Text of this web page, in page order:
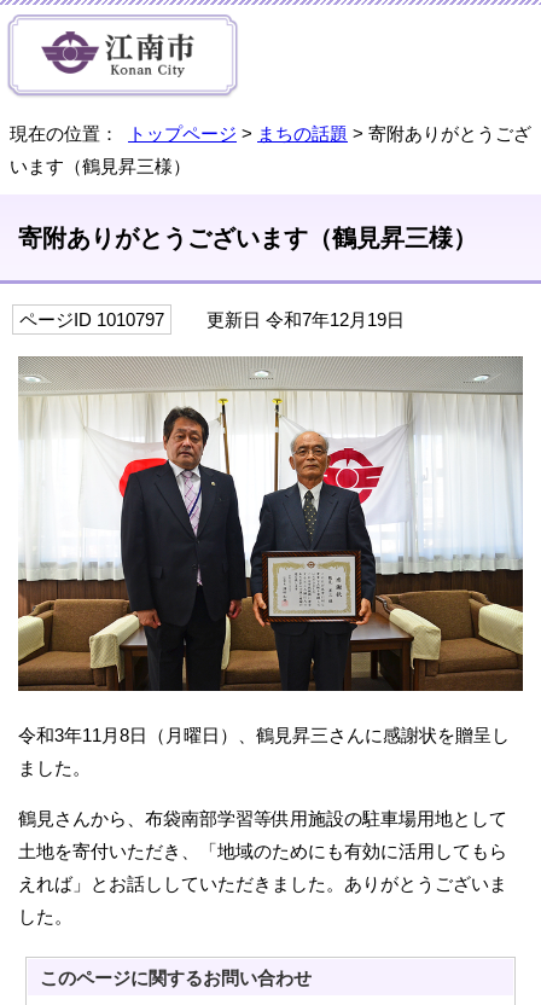
現在の位置： トップページ > まちの話題 > 寄附ありがとうござ
います（鶴見昇三様）
寄附ありがとうございます（鶴見昇三様）
ページID 1010797 更新日 令和7年12月19日
令和3年11月8日（月曜日）、鶴見昇三さんに感謝状を贈呈し
ました。
鶴見さんから、布袋南部学習等供用施設の駐車場用地として
土地を寄付いただき、「地域のためにも有効に活用してもら
えれば」とお話ししていただきました。ありがとうございま
した。
このページに関するお問い合わせ